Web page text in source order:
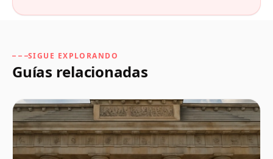
SIGUE EXPLORANDO
Guías relacionadas